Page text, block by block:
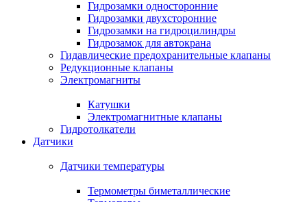
Гидрозамки односторонние
Гидрозамки двухсторонние
Гидрозамки на гидроцилиндры
Гидрозамок для автокрана
Гидавлические предохранительные клапаны
Редукционные клапаны
Электромагниты
Катушки
Электромагнитные клапаны
Гидротолкатели
Датчики
Датчики температуры
Термометры биметаллические